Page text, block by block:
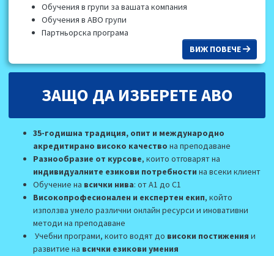
Обучения в групи за вашата компания
Обучения в АВО групи
Партньорска програма
ВИЖ ПОВЕЧЕ
ЗAЩО ДА ИЗБЕРЕТЕ АВО
35-годишна традиция, опит и международно
акредитирано високо качество на преподаване
Разнообразие от курсове, които отговaрят на
индивидуалните езикови потребности на всеки клиент
Обучение на всички нива: от А1 до С1
Високопрофесионален и експертен екип, който
използва умело различни онлайн ресурси и иновативни
методи на преподаване
Учебни програми, които водят до високи постижения и
развитие на всички езикови умения